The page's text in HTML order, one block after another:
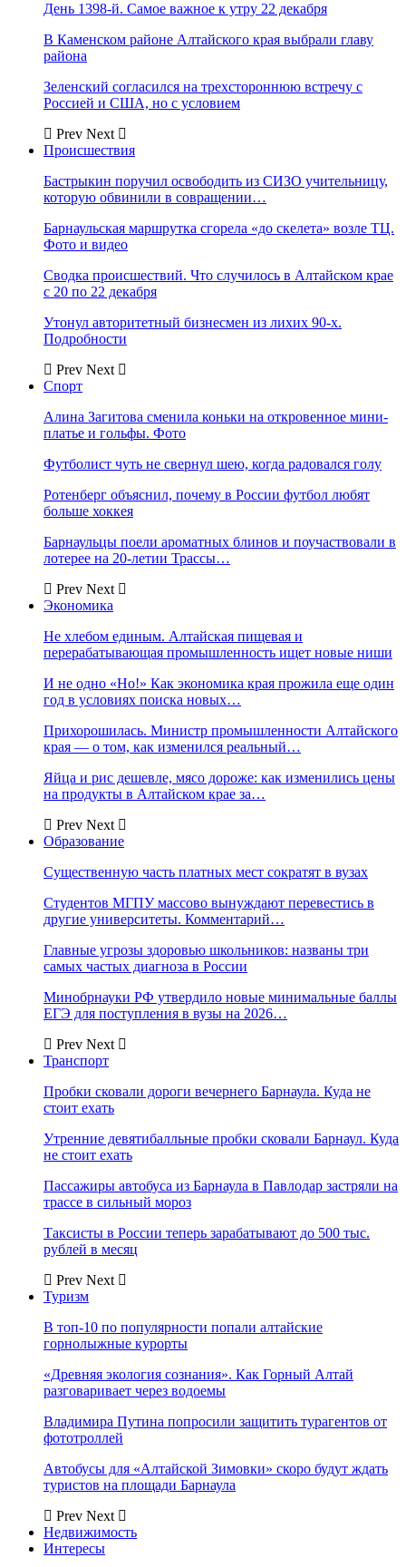
День 1398-й. Самое важное к утру 22 декабря
В Каменском районе Алтайского края выбрали главу
района
Зеленский согласился на трехстороннюю встречу с
Россией и США, но с условием
Prev Next
Происшествия
Бастрыкин поручил освободить из СИЗО учительницу,
которую обвинили в совращении…
Барнаульская маршрутка сгорела «до скелета» возле ТЦ.
Фото и видео
Сводка происшествий. Что случилось в Алтайском крае
с 20 по 22 декабря
Утонул авторитетный бизнесмен из лихих 90-х.
Подробности
Prev Next
Спорт
Алина Загитова сменила коньки на откровенное мини-
платье и гольфы. Фото
Футболист чуть не свернул шею, когда радовался голу
Ротенберг объяснил, почему в России футбол любят
больше хоккея
Барнаульцы поели ароматных блинов и поучаствовали в
лотерее на 20-летии Трассы…
Prev Next
Экономика
Не хлебом единым. Алтайская пищевая и
перерабатывающая промышленность ищет новые ниши
И не одно «Но!» Как экономика края прожила еще один
год в условиях поиска новых…
Прихорошилась. Министр промышленности Алтайского
края — о том, как изменился реальный…
Яйца и рис дешевле, мясо дороже: как изменились цены
на продукты в Алтайском крае за…
Prev Next
Образование
Существенную часть платных мест сократят в вузах
Студентов МГПУ массово вынуждают перевестись в
другие университеты. Комментарий…
Главные угрозы здоровью школьников: названы три
самых частых диагноза в России
Минобрнауки РФ утвердило новые минимальные баллы
ЕГЭ для поступления в вузы на 2026…
Prev Next
Транспорт
Пробки сковали дороги вечернего Барнаула. Куда не
стоит ехать
Утренние девятибалльные пробки сковали Барнаул. Куда
не стоит ехать
Пассажиры автобуса из Барнаула в Павлодар застряли на
трассе в сильный мороз
Таксисты в России теперь зарабатывают до 500 тыс.
рублей в месяц
Prev Next
Туризм
В топ-10 по популярности попали алтайские
горнолыжные курорты
«Древняя экология сознания». Как Горный Алтай
разговаривает через водоемы
Владимира Путина попросили защитить турагентов от
фототроллей
Автобусы для «Алтайской Зимовки» скоро будут ждать
туристов на площади Барнаула
Prev Next
Недвижимость
Интересы